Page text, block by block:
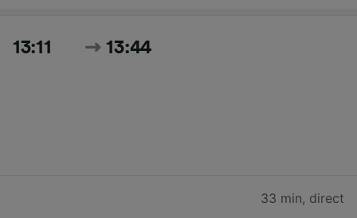
13:11 13:44
33 min, direct